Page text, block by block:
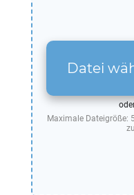
Datei
Maximale Dateigröße: